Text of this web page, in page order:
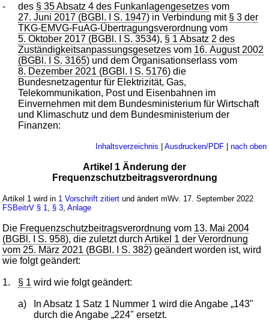
- des § 35 Absatz 4 des Funkanlagengesetzes vom
27. Juni 2017 (BGBl. I S. 1947) in Verbindung mit § 3 der
TKG-EMVG-FuAG-Übertragungsverordnung vom
5. Oktober 2017 (BGBl. I S. 3534), § 1 Absatz 2 des
Zuständigkeitsanpassungsgesetzes vom 16. August 2002
(BGBl. I S. 3165) und dem Organisationserlass vom
8. Dezember 2021 (BGBl. I S. 5176) die
Bundesnetzagentur für Elektrizität, Gas,
Telekommunikation, Post und Eisenbahnen im
Einvernehmen mit dem Bundesministerium für Wirtschaft
und Klimaschutz und dem Bundesministerium der
Finanzen:
Inhaltsverzeichnis | Ausdrucken/PDF| nach oben
Artikel 1 Änderung der
Frequenzschutzbeitragsverordnung
Artikel 1 wird in 1 Vorschrift zitiert und ändert mWv. 17. September 2022
FSBeitrV § 1 § 3 ,Anlage
Die Frequenzschutzbeitragsverordnung vom 13. Mai 2004
(BGBl. I S. 958), die zuletzt durchArtikel 1 der Verordnung
vom 25. März 2021 (BGBl. I S. 382) geändert worden ist, wird
wie folgt geändert:
1. § 1 wird wie folgt geändert:
a)
In Absatz 1 Satz 1 Nummer 1 wird die Angabe „143"
durch die Angabe „224" ersetzt.